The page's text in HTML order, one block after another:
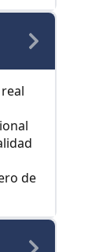
de